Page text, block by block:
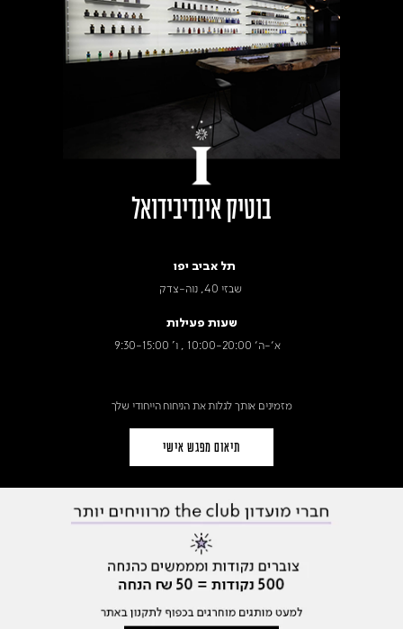
בוטיק אינדיבידואל
תל אביב יפו
שבזי 40, נוה-צדק
שעות פעילות
א׳-ה׳ 10:00-20:00 , ו' 9:30-15:00
מזמינים אותך לגלות את הניחוח הייחודי שלך
תיאום מפגש אישי